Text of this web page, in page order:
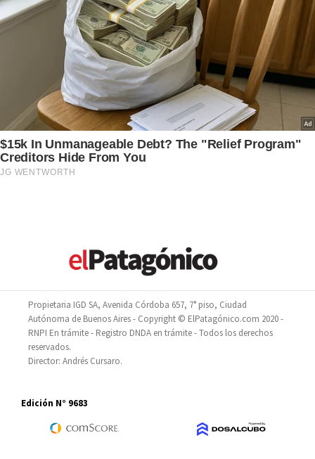
Propietaria IGD SA, Avenida Córdoba 657, 7° piso, Ciudad
Autónoma de Buenos Aires - Copyright © ElPatagónico.com 2020 -
RNPI En trámite - Registro DNDA en trámite - Todos los derechos
reservados.
Director: Andrés Cursaro.
Edición N° 9683